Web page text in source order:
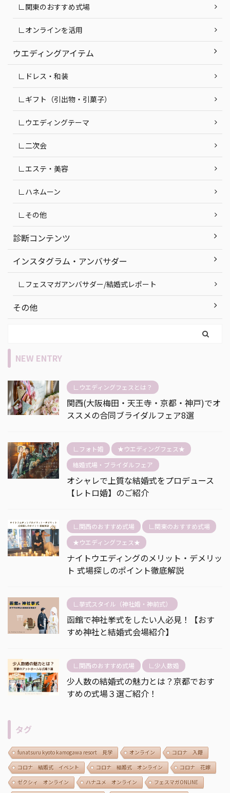
∟関東のおすすめ式場
∟オンラインを活用
ウエディングアイテム
∟ドレス・和装
∟ギフト（引出物・引菓子）
∟ウエディングテーマ
∟二次会
∟エステ・美容
∟ハネムーン
∟その他
診断コンテンツ
インスタグラム・アンバサダー
∟フェスマガアンバサダー/結婚式レポート
その他
NEW ENTRY
∟ウエディングフェスとは？
関西(大阪梅田・天王寺・京都・神戸)でオ
ススメの合同ブライダルフェア8選
∟フォト婚
★ウエディングフェス★
結婚式場・ブライダルフェア
オシャレで上質な結婚式をプロデュース
【レトロ婚】のご紹介
∟関西のおすすめ式場
∟関東のおすすめ式場
★ウエディングフェス★
ナイトウエディングのメリット・デメリッ
ト 式場探しのポイント徹底解説
∟挙式スタイル（神社婚・神前式）
函館で神社挙式をしたい人必見！【おす
すめ神社と結婚式会場紹介】
∟関西のおすすめ式場 ∟少人数婚
少人数の結婚式の魅力とは？京都でおす
すめの式場３選ご紹介！
タグ
funatsuru kyoto kamogawa resort 見学 オンライン
コロナ 入籍
コロナ 結婚式 イベント
コロナ 結婚式 オンライン
コロナ 花嫁
ゼクシィ オンライン
ハナユメ オンライン フェスマガONLINE